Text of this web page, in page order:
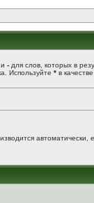
- для слов, которых в
Используйте * в
автоматически,